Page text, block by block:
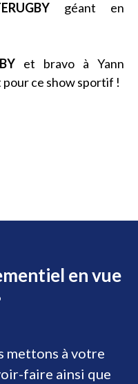
géant en
et bravo à Yann
ce show sportif !
en vue
mettons à votre
faire ainsi que